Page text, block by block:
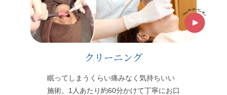
クリーニング
眠ってしまうくらい痛みなく気持ちいい
施術。1人あたり約60分かけて丁寧にお口